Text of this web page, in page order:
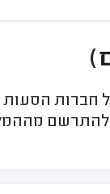
חברות הסעות
להתרשם